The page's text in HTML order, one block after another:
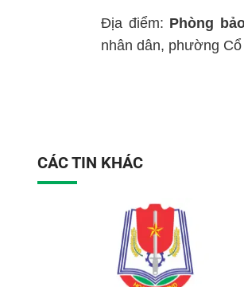
Địa điểm: Phòng
nhân dân, phường
CÁC TIN KHÁC